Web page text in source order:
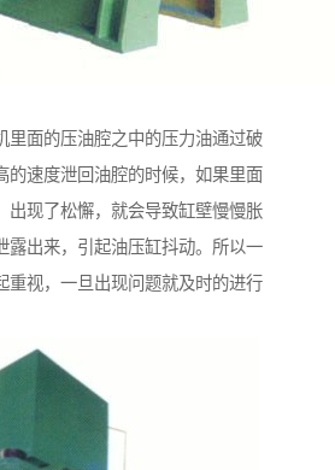
里面的压油腔之中的压力油通过破
的速度泄回油腔的时候，如果里面
出现了松懈，就会导致缸壁慢慢胀
露出来，引起油压缸抖动。所以一
重视，一旦出现问题就及时的进行